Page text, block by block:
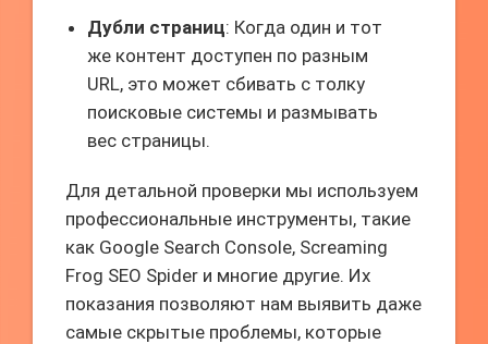
Дубли страниц: Когда один и тот
же контент доступен по разным
URL, это может сбивать с толку
поисковые системы и размывать
вес страницы.
Для детальной проверки мы используем
профессиональные инструменты, такие
как Google Search Console, Screaming
Frog SEO Spider и многие другие. Их
показания позволяют нам выявить даже
самые скрытые проблемы, которые